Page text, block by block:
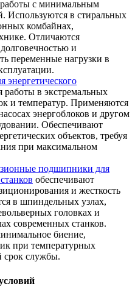
работы с минимальным
Используются в стиральных
комбайнах,
Отличаются
и
переменные нагрузки в
энергетического
работы в экстремальных
и температур. Применяются
энергоблоков и другом
Обеспечивают
объектов, требуя
при максимальном
подшипники для
обеспечивают
и жесткость
в шпиндельных узлах,
головках и
современных станков.
биение,
при температурных
срок службы.